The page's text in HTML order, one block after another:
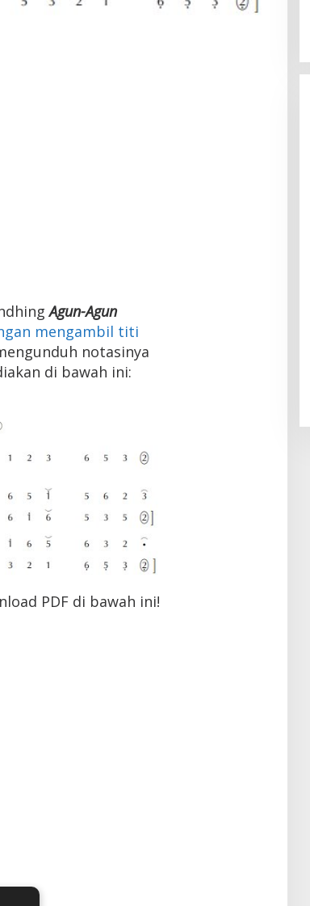
Agun-Agun
mengambil titi
notasinya
di bawah ini:
PDF di bawah ini!